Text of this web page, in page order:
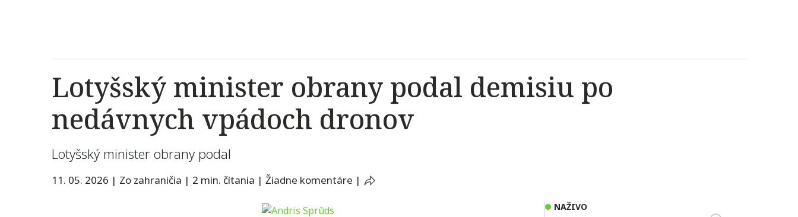
Lotyšský minister obrany podal demisiu po
nedávnych vpádoch dronov
Lotyšský minister obrany podal
11. 05. 2026 | Zo zahraničia | 2 min. čítania | Žiadne komentáre |
NAŽIVO